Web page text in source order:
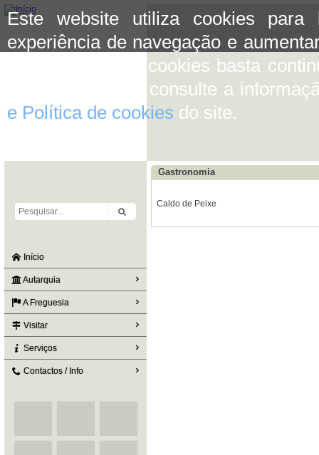
Este website utiliza cookies para
experiência de navegação e
aceitar o uso de cookies basta
mais informação consulte a
e Política de cookies do site.
Início
Autarquia
A Freguesia
Visitar
Serviços
Contactos / Info
Gastronomia
Caldo de Peixe